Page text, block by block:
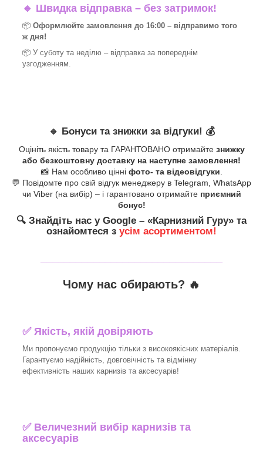
🔹 Швидка відправка – без затримок!
📦 Оформлюйте замовлення до 16:00 – відправимо того
ж дня!
📦 У суботу та неділю – відправка за попереднім
узгодженням.
🔹 Бонуси та знижки за відгуки! 💰
Оцініть якість товару та ГАРАНТОВАНО отримайте знижку
або безкоштовну доставку на наступне замовлення!
📸 Нам особливо цінні фото- та відеовідгуки.
💬 Повідомте про свій відгук менеджеру в Telegram, WhatsApp
чи Viber (на вибір) – і гарантовано отримайте приємний
бонус!
🔍 Знайдіть нас у Google – «Карнизний Гуру» та
ознайомтеся з усім асортиментом!
Чому нас обирають? 🔥
✅Якість, якій довіряють
Ми пропонуємо продукцію тільки з високоякісних матеріалів.
Гарантуємо надійність, довговічність та відмінну
ефективність наших карнизів та аксесуарів!​
✅ Величезний вибір карнизів та
аксесуарів